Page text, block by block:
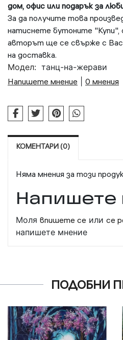
дом, офис или подарък за
За да получите това
натиснете бутоните
авторът ще се свърже с
на доставка.
Модел: танц-на-жерави
Напишете мнение
0 мнения
КОМЕНТАРИ (0)
Няма мнения за този
Напишете
Моля впишете се или се
напишете мнение
ПОДОБНИ